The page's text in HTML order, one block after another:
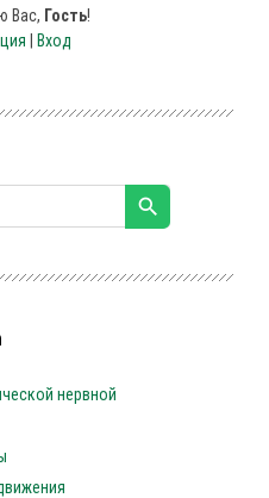
Вас, Гость!
Вход
нервной